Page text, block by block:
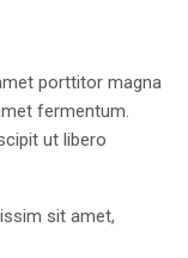
porttitor magna
fermentum.
ut libero
sit amet,